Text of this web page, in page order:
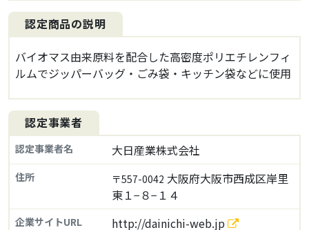
認定商品の説明
バイオマス由来原料を配合した高密度ポリエチレンフィ
ルムでジッパーバッグ・ごみ袋・キッチン袋などに使用
認定事業者
認定事業者名 大日産業株式会社
住所 〒557-0042 大阪府大阪市西成区岸里
東１−８−１４
企業サイトURL http://dainichi-web.jp